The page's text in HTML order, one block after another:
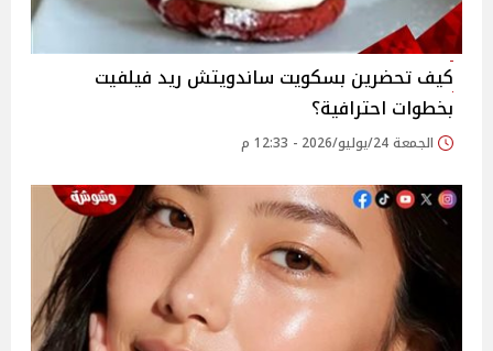
كيف تحضرين بسكويت ساندويتش ريد فيلفيت
بخطوات احترافية؟
الجمعة 24/يوليو/2026 - 12:33 م